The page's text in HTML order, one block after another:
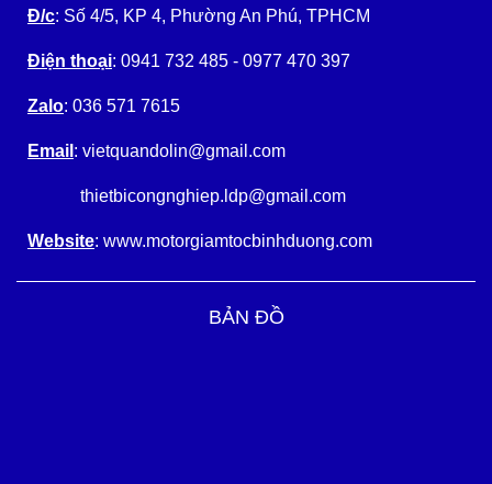
Đ/c: Số 4/5, KP 4, Phường An Phú, TPHCM
Điện thoại: 0941 732 485 - 0977 470 397
Zalo: 036 571 7615
Email : vietquandolin@gmail.com
thietbicongnghiep.ldp@gmail.com
Website: www.motorgiamtocbinhduong.com
BẢN ĐỒ